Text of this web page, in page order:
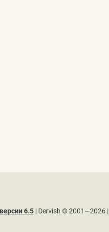
6.5| Dervish © 2001—2026 |